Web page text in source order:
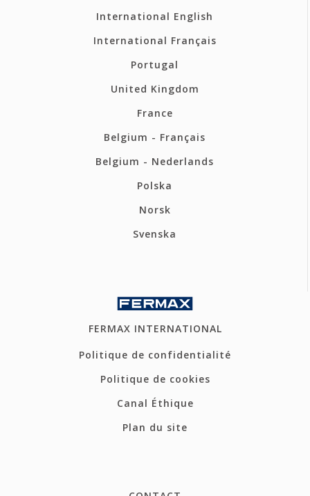
International English
International Français
Portugal
United Kingdom
France
Belgium - Français
Belgium - Nederlands
Polska
Norsk
Svenska
FERMAX INTERNATIONAL
Politique de confidentialité
Politique de cookies
Canal Éthique
Plan du site